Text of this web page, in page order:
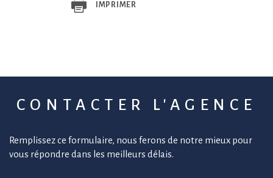
IMPRIMER
CONTACTER L'AGENCE
Remplissez ce formulaire, nous ferons de notre mieux pour
vous répondre dans les meilleurs délais.